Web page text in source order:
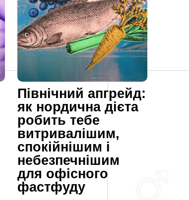
Північний апгрейд:
як нордична дієта
робить тебе
витривалішим,
спокійнішим і
небезпечнішим
для офісного
фастфуду